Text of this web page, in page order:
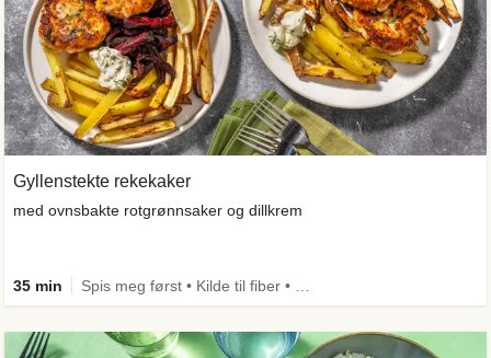
Gyllenstekte rekekaker
med ovnsbakte rotgrønnsaker og dillkrem
35 min